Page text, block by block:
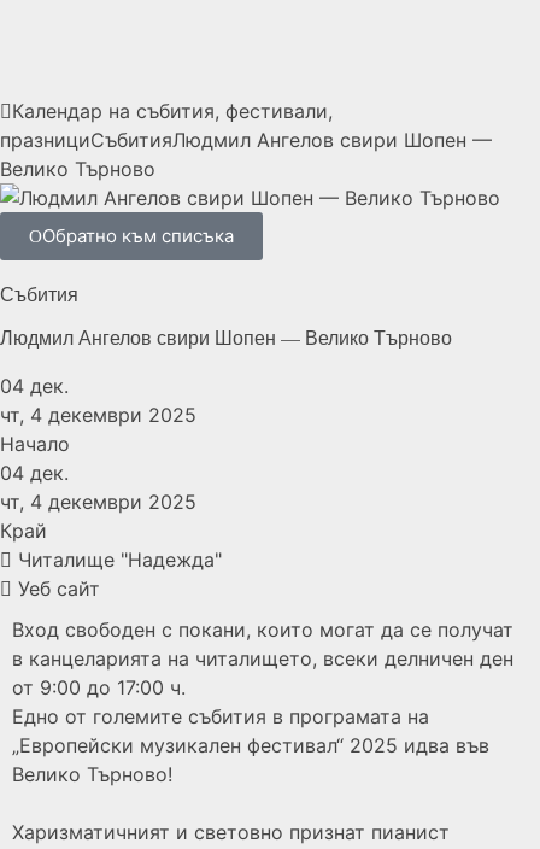
Календар на събития, фестивали,
празнициСъбитияЛюдмил Ангелов свири Шопен —
Велико Търново
Обратно към списъка
Събития
Людмил Ангелов свири Шопен — Велико Търново
04 дек.
чт, 4 декември 2025
Начало
04 дек.
чт, 4 декември 2025
Край
Читалище "Надежда"
Уеб сайт
Вход свободен с покани, които могат да се получат
в канцеларията на читалището, всеки делничен ден
от 9:00 до 17:00 ч.
Едно от големите събития в програмата на
„Европейски музикален фестивал“ 2025 идва във
Велико Търново!
Харизматичният и световно признат пианист